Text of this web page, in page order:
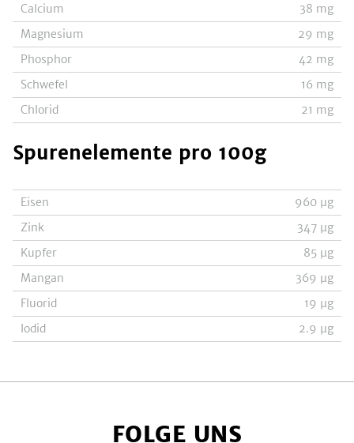
Calcium
38 mg
Magnesium
29 mg
Phosphor
42 mg
Schwefel
16 mg
Chlorid
21 mg
Spurenelemente pro 100g
Eisen 960 µg
Zink
347 µg
Kupfer
85 µg
Mangan
369 µg
Fluorid
19 µg
Iodid
2.9 µg
FOLGE UNS